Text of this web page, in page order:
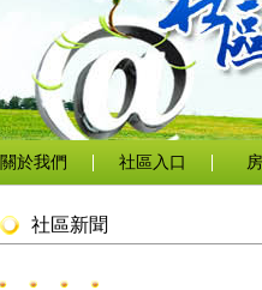
關於我們 社區入口
社區新聞